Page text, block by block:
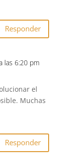
Responder
las 6:20 pm
el
Muchas
Responder